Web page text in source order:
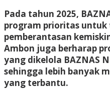
Pada tahun 2025,
program prioritas untuk
pemberantasan
Ambon juga berharap
yang dikelola BAZNAS
sehingga lebih banyak
yang terbantu.